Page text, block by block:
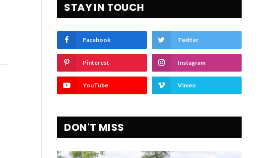
STAY IN TOUCH
Facebook Twitter
Pinterest Instagram
YouTube Vimeo
DON'T MISS